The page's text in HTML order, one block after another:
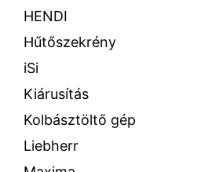
HENDI
Hűtőszekrény
iSi
Kiárusítás
Kolbásztöltő gép
Liebherr